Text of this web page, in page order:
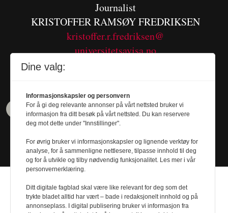
Journalist
KRISTOFFER RAMSØY FREDRIKSEN
kristoffer.r.fredriksen@
universitetsavisa.no
Dine valg:
Informasjonskapsler og personvern
For å gi deg relevante annonser på vårt nettsted bruker vi
informasjon fra ditt besøk på vårt nettsted. Du kan reservere
deg mot dette under "Innstillinger".
For øvrig bruker vi informasjonskapsler og lignende verktøy for
analyse, for å sammenligne nettlesere, tilpasse innhold til deg
og for å utvikle og tilby nødvendig funksjonalitet. Les mer i vår
personvernerklæring.
Ditt digitale fagblad skal være like relevant for deg som det
trykte bladet alltid har vært – bade i redaksjonelt innhold og på
annonseplass. I digital publisering bruker vi informasjon fra